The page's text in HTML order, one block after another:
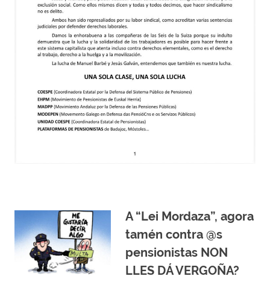
A “Lei Mordaza”, agora
tamén contra @s
pensionistas NON
LLES DÁ VERGOÑA?